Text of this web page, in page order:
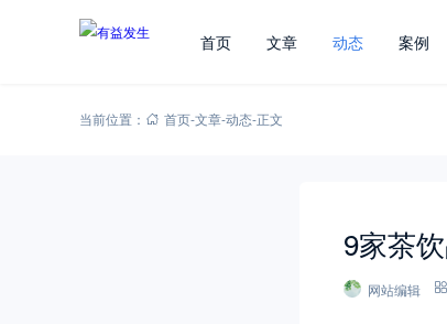
首页 文章 动态 案例
当前位置： 首页-文章-动态-正文
9家茶
网站编辑